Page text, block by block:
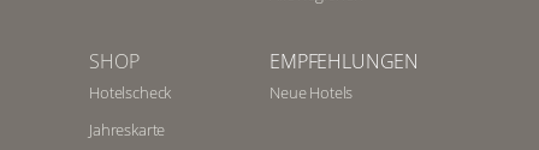
SHOP
Hotelscheck
Jahreskarte
EMPFEHLUNGEN
Neue Hotels